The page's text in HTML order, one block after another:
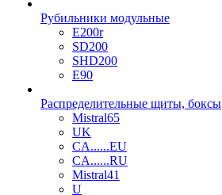
Рубильники модульные
E200r
SD200
SHD200
E90
Распределительные щиты, боксы
Mistral65
UK
CA......EU
CA......RU
Mistral41
U